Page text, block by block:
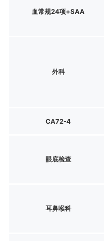
血常规24项+SAA
外科
CA72-4
眼底检查
耳鼻喉科